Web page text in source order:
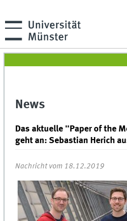
News
Das aktuelle "Paper of the
geht an: Sebastian Herich
Nachricht vom 18.12.2019